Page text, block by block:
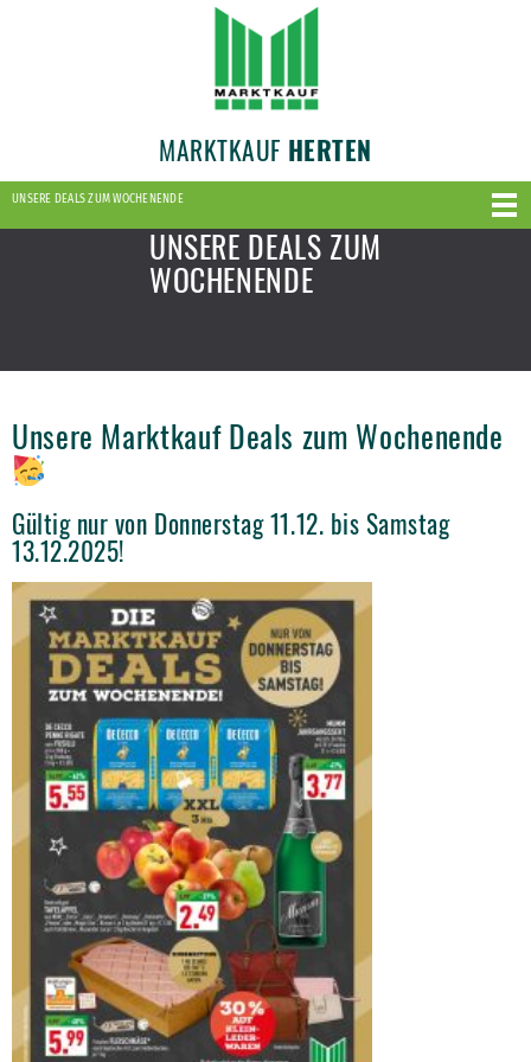
MARKTKAUF HERTEN
UNSERE DEALS ZUM WOCHENENDE
UNSERE DEALS ZUM
WOCHENENDE
Unsere Marktkauf Deals zum Wochenende
Gültig nur von Donnerstag 11.12. bis Samstag
13.12.2025!